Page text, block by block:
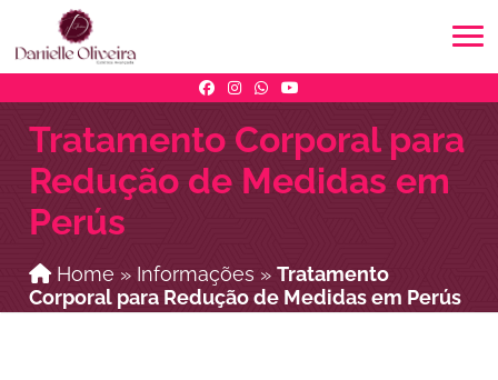
Tratamento Corporal para
Redução de Medidas em
Perús
Home » Informações »Tratamento
Corporal para Redução de Medidas em Perús